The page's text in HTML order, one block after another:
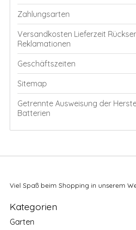
Zahlungsarten
Versandkosten Lieferzeit
Reklamationen
Geschäftszeiten
Sitemap
Getrennte Ausweisung der
Batterien
Viel Spaß beim Shopping in unserem
Kategorien
Garten